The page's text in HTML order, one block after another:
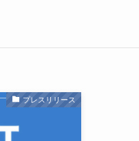
プレスリリース